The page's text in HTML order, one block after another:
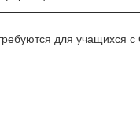
для учащихся